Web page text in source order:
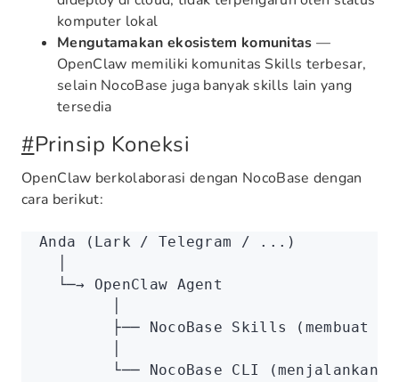
komputer lokal
Mengutamakan ekosistem komunitas —
OpenClaw memiliki komunitas Skills terbesar,
selain NocoBase juga banyak skills lain yang
tersedia
#Prinsip Koneksi
OpenClaw berkolaborasi dengan NocoBase dengan
cara berikut:
Anda (Lark / Telegram / ...)
  └─→ OpenClaw Agent
├── NocoBase Skills (membuat
└── NocoBase CLI (menjalankan